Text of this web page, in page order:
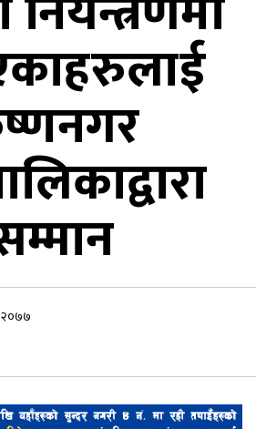
२०७७